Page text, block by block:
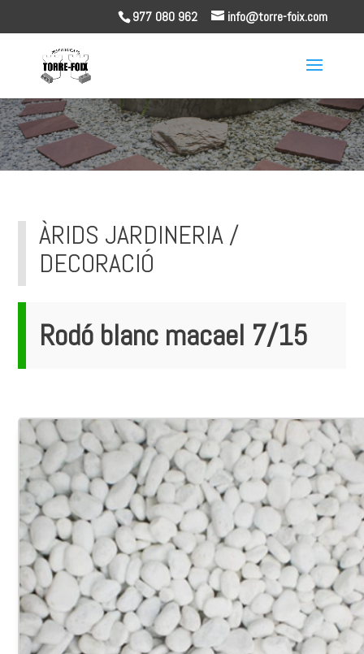
977 080 962 info@torre-foix.com
ÀRIDS JARDINERIA /
DECORACIÓ
Rodó blanc macael 7/15